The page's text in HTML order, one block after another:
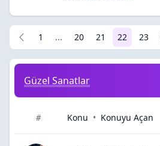
1 ... 20 21 22 23
Güzel Sanatlar
# Konu • Konuyu Açan